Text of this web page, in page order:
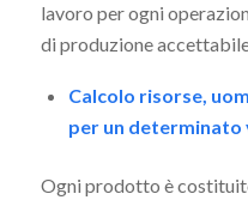
lavoro per ogni
di produzione accettabile
Calcolo risorse,
per un
Ogni prodotto è